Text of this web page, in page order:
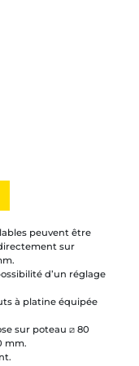
peuvent être
sur
d’un réglage
à platine équipée
sur poteau ⧄ 80
mm.